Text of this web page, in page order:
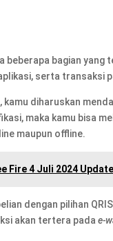
beberapa bagian
serta transaksi
kamu diharuskan
maka kamu bisa
maupun offline.
Fire 4 Juli 2024
dengan pilihan
akan tertera padae-